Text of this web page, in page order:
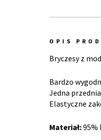
OPIS
Bryczesy z
Bardzo
Jedna
Elastyczne
Materiał:95%